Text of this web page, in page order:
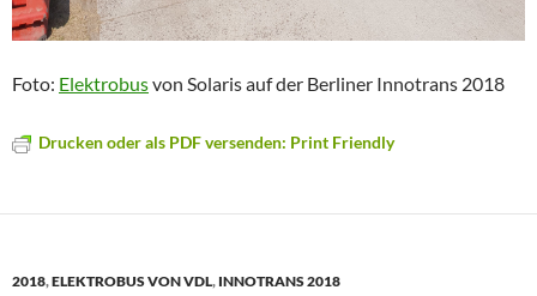
Foto: Elektrobusvon Solaris auf der Berliner Innotrans 2018
Drucken oder als PDF versenden: Print Friendly
2018,ELEKTROBUS VON VDL, INNOTRANS 2018